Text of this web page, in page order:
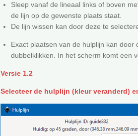
Sleep vanaf de lineaal links of boven
de lijn op de gewenste plaats staat.
De lijn wissen kan door deze te
Exact plaatsen van de hulplijn kan
dubbelklikken. In het scherm komt een
Versie 1.2
Selecteer de hulplijn (kleur veranderd)